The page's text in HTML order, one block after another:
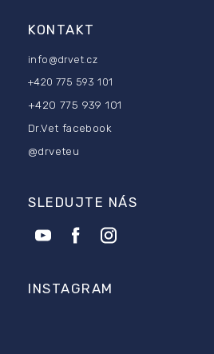
KONTAKT
info @drvet.cz
+420 775 593 101
+420 775 939 101
Dr.Vet facebook
@drveteu
SLEDUJTE NÁS
INSTAGRAM